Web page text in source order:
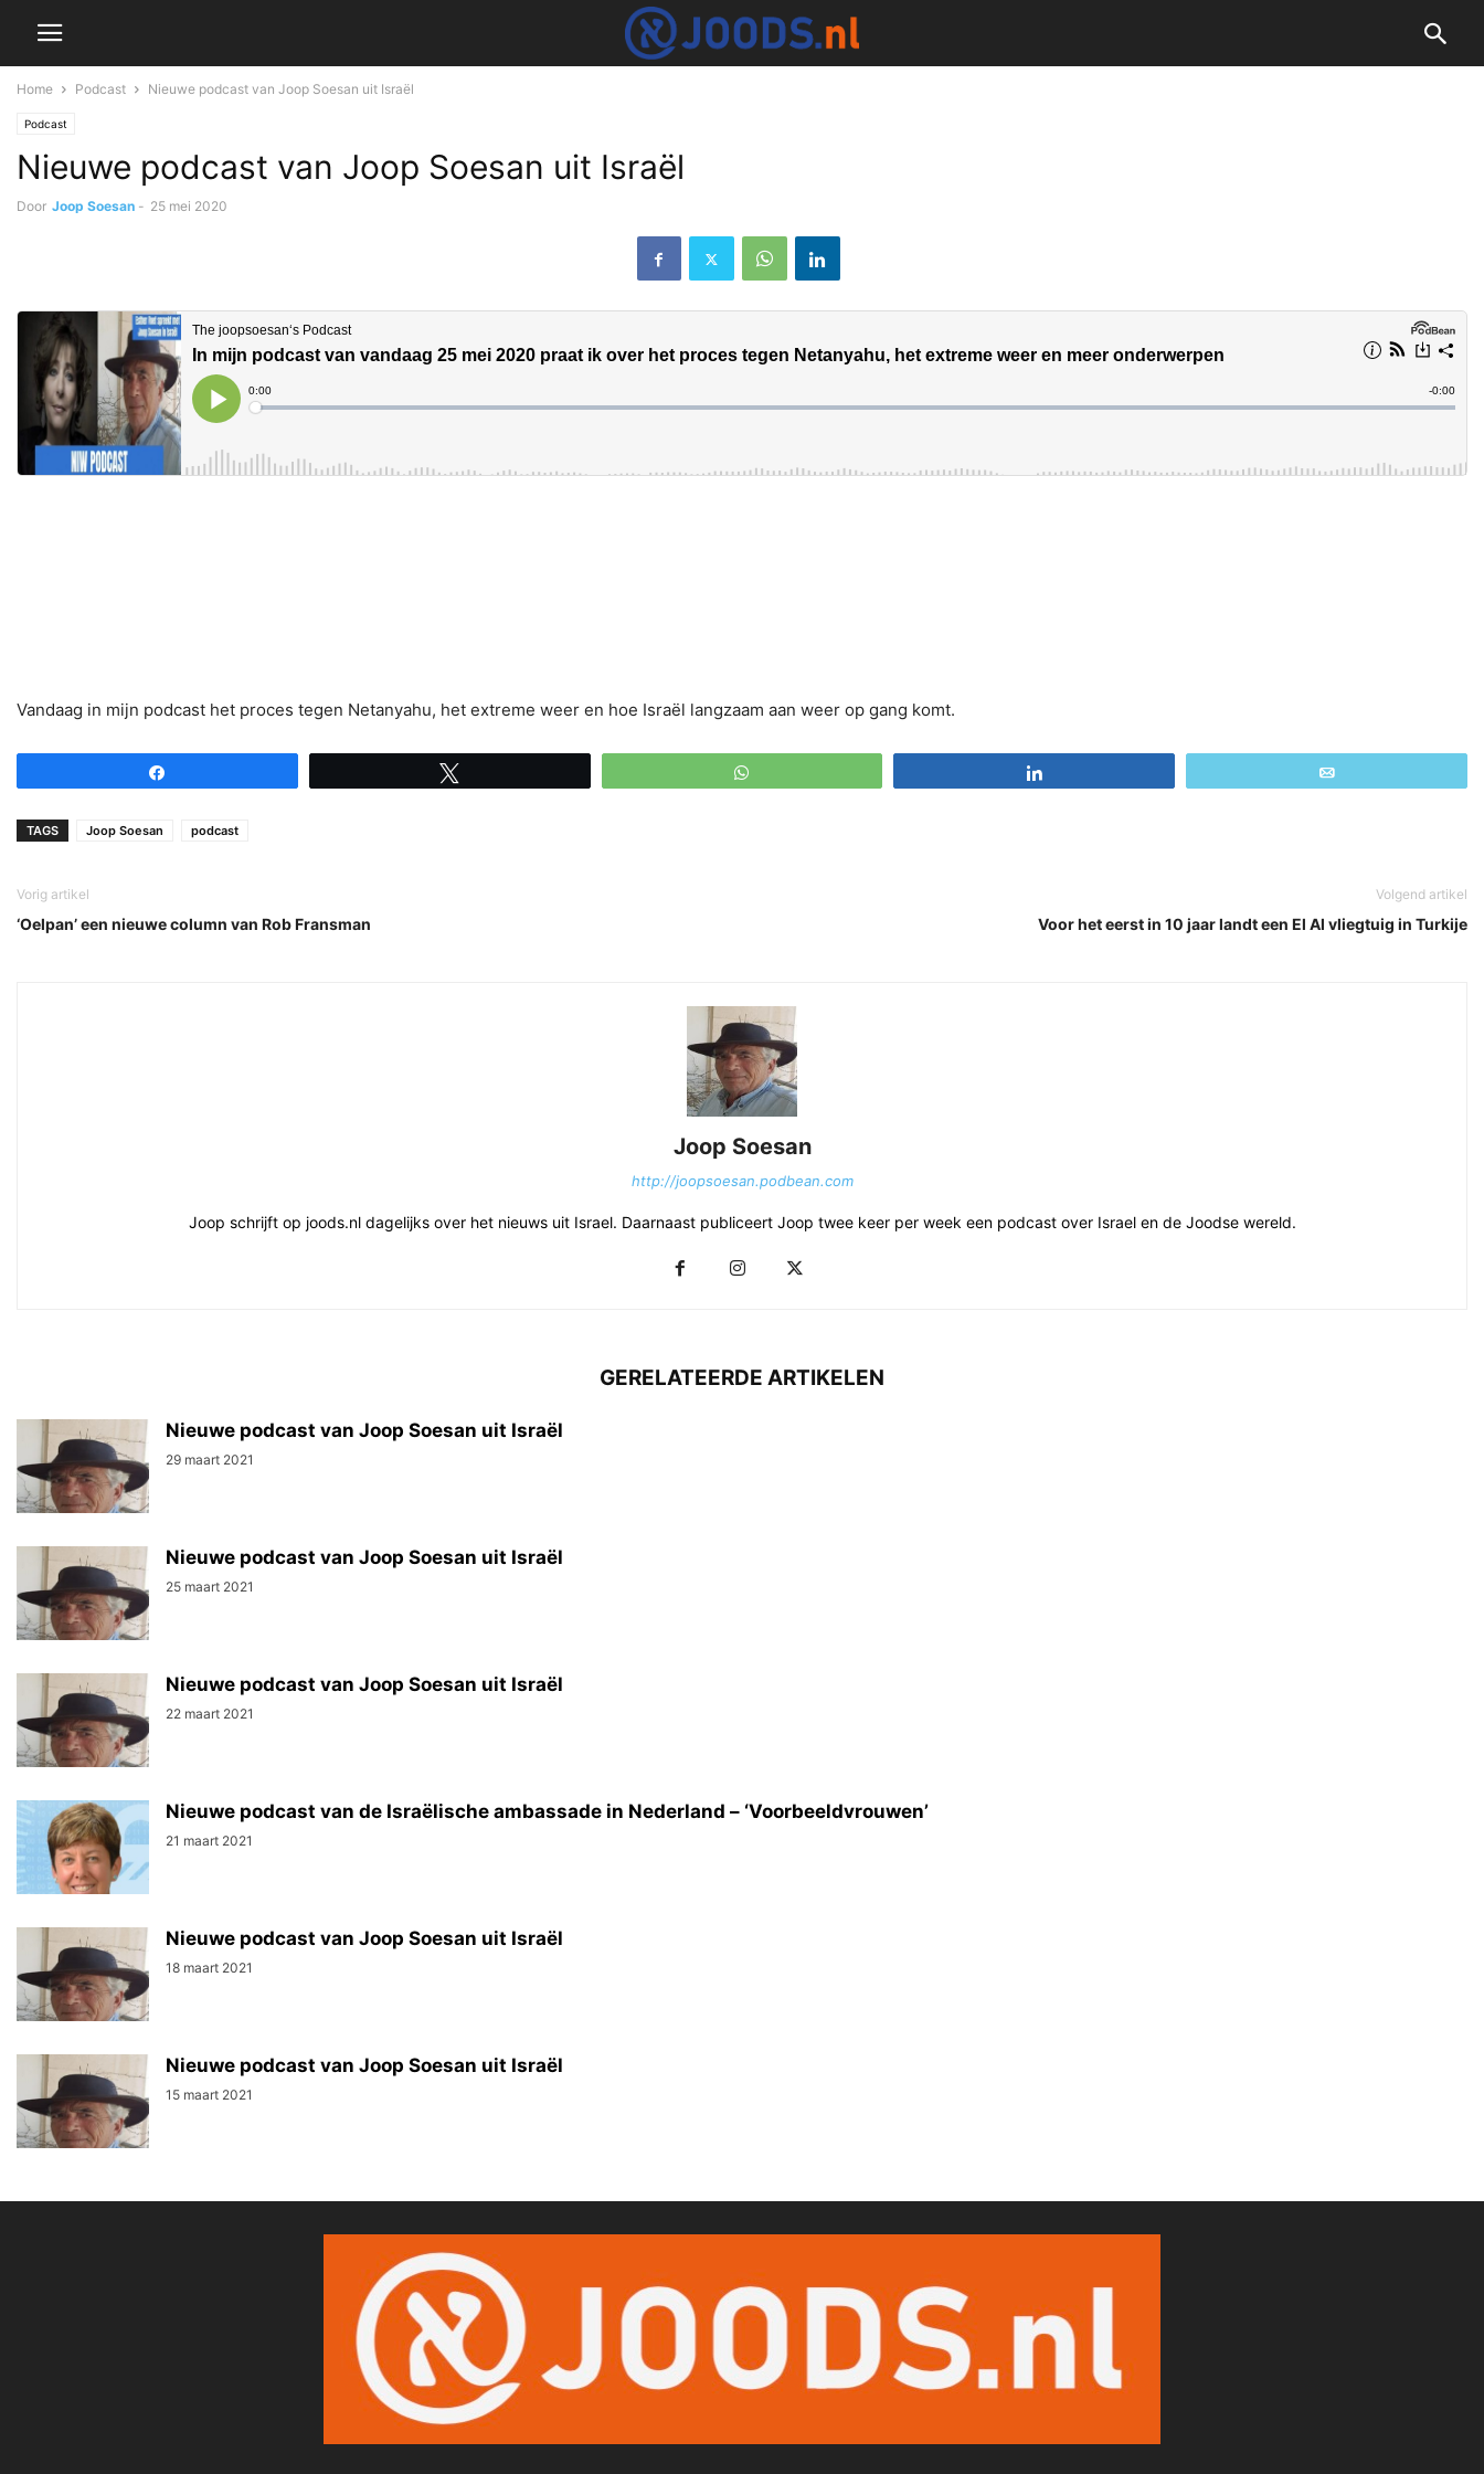
Home Podcast Nieuwe podcast van Joop Soesan uit Israël
Podcast
Nieuwe podcast van Joop Soesan uit Israël
Door Joop Soesan - 25 mei 2020
Vandaag in mijn podcast het proces tegen Netanyahu, het extreme weer en hoe Israël langzaam aan weer op gang komt.
TAGS Joop Soesan podcast
Vorig artikel
‘Oelpan’ een nieuwe column van Rob Fransman
Volgend artikel
Voor het eerst in 10 jaar landt een El Al vliegtuig in Turkije
Joop Soesan
http://joopsoesan.podbean.com
Joop schrijft op joods.nl dagelijks over het nieuws uit Israel. Daarnaast publiceert Joop twee keer per week een podcast over Israel en de Joodse wereld.
GERELATEERDE ARTIKELEN
Nieuwe podcast van Joop Soesan uit Israël
29 maart 2021
Nieuwe podcast van Joop Soesan uit Israël
25 maart 2021
Nieuwe podcast van Joop Soesan uit Israël
22 maart 2021
Nieuwe podcast van de Israëlische ambassade in Nederland – ‘Voorbeeldvrouwen’
21 maart 2021
Nieuwe podcast van Joop Soesan uit Israël
18 maart 2021
Nieuwe podcast van Joop Soesan uit Israël
15 maart 2021